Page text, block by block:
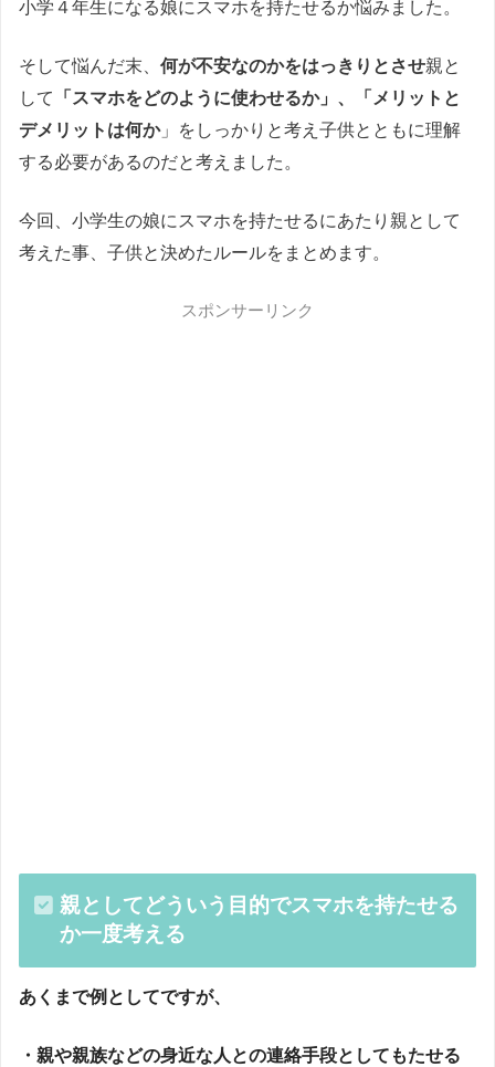
小学４年生になる娘にスマホを持たせるか悩みました。
そして悩んだ末、 何が不安なのかをはっきりとさせ親と
して
「スマホをどのように使わせるか」、「メリットと
デメリットは何か」をしっかりと考え子供とともに理解
する必要があるのだと考えました。
今回、小学生の娘にスマホを持たせるにあたり親として
考えた事、子供と決めたルールをまとめます。
スポンサーリンク
親としてどういう目的でスマホを持たせる
か一度考える
あくまで例としてですが、
・親や親族などの身近な人との連絡手段としてもたせる